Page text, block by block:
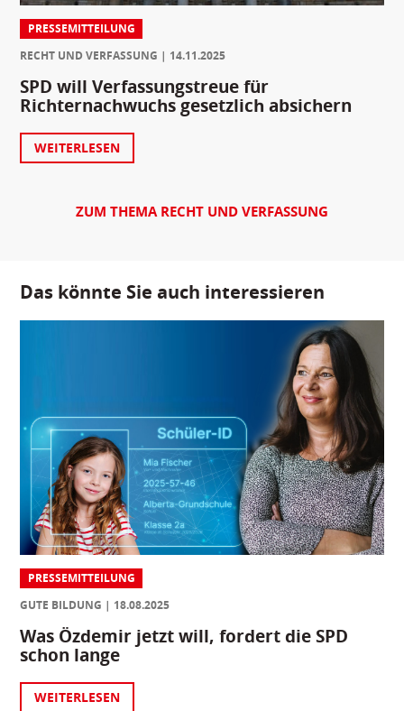
PRESSEMITTEILUNG
RECHT UND VERFASSUNG
14.11.2025
SPD will Verfassungstreue für
Richternachwuchs gesetzlich absichern
WEITERLESEN
ZUM THEMA RECHT UND VERFASSUNG
Das könnte Sie auch interessieren
PRESSEMITTEILUNG
GUTE BILDUNG
18.08.2025
Was Özdemir jetzt will, fordert die SPD
schon lange
WEITERLESEN